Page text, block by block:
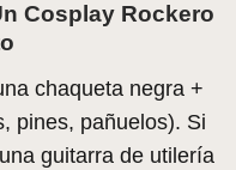
Cosplay Rockero
chaqueta negra +
pines, pañuelos). Si
guitarra de utilería